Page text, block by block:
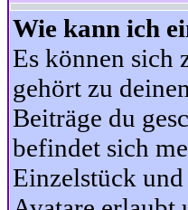
Wie kann ich
Es können sich
gehört zu
Beiträge du
befindet sich
Einzelstück